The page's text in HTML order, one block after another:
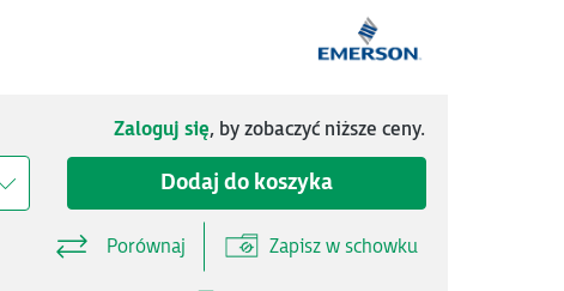
Zaloguj się, by zobaczyć niższe ceny.
Dodaj do koszyka
Porównaj Zapisz w schowku